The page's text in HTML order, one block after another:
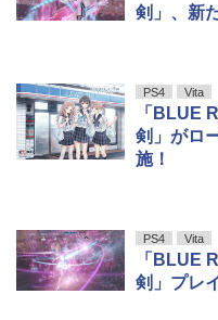
剣」、新
PS4 Vita
「BLUE
剣」がロ
施！
PS4 Vita
「BLUE
剣」プレ